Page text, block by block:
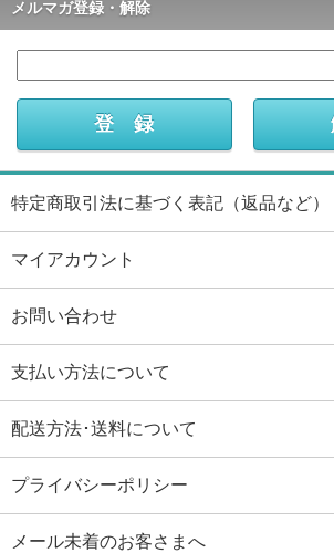
メルマガ登録・解除
特定商取引法に基づく表記（返品など）
マイアカウント
お問い合わせ
支払い方法について
配送方法･送料について
プライバシーポリシー
メール未着のお客さまへ